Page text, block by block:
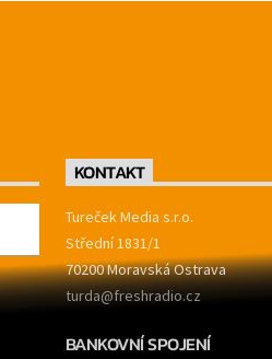
KONTAKT
Tureček Media s.r.o.
Střední 1831/1
70200 Moravská Ostrava
turda@freshradio.cz
BANKOVNÍ SPOJENÍ